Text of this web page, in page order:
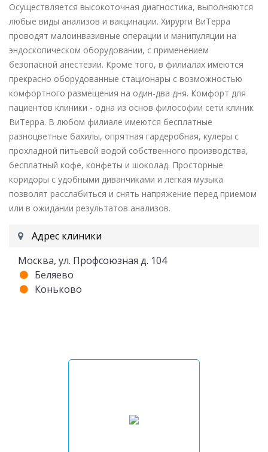
Осуществляется высокоточная диагностика, выполняются
любые виды анализов и вакцинации. Хирурги ВиТерра
проводят малоинвазивные операции и манипуляции на
эндоскопическом оборудовании, с применением
безопасной анестезии. Кроме того, в филиалах имеются
прекрасно оборудованные стационары с возможностью
комфортного размещения на один-два дня. Комфорт для
пациентов клиники - одна из основ философии сети клиник
ВиТерра. В любом филиале имеются бесплатные
разноцветные бахилы, опрятная гардеробная, кулеры с
прохладной питьевой водой собственного производства,
бесплатный кофе, конфеты и шоколад. Просторные
коридоры с удобными диванчиками и легкая музыка
позволят расслабиться и снять напряжение перед приемом
или в ожидании результатов анализов.
Адрес клиники
Москва, ул. Профсоюзная д. 104
Беляево
Коньково